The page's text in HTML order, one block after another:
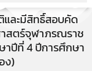
ละมีสิทธิ์สอบคัด
าสตร์จุฬาภรณราช
ปีที่ 4 ปีการศึกษา
ง)